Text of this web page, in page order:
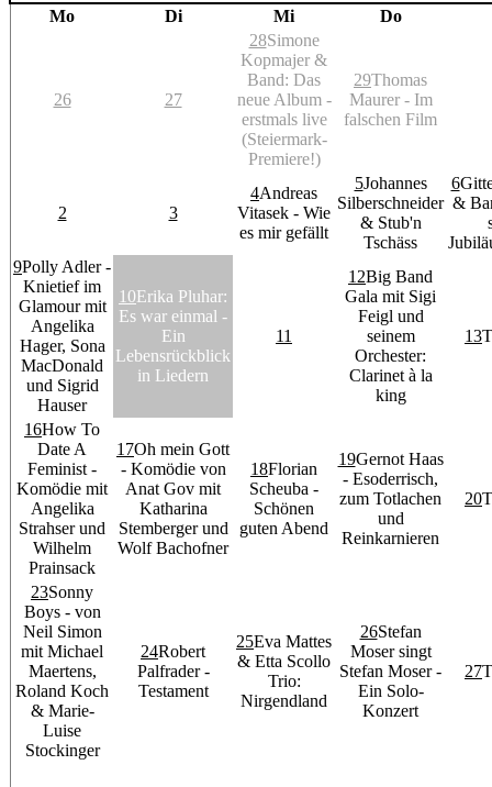
Mo
Di Mi Do
26 27
28Simone
Kopmajer &
Band: Das
neue Album -
erstmals live
(Steiermark-
Premiere!)
29Thomas
Maurer - Im
falschen Film
2 3
4Andreas
Vitasek - Wie
es mir gefällt
5Johannes
Silberschneider
& Stub'n
Tschäss
6
&
9Polly Adler -
Knietief im
Glamour mit
Angelika
Hager, Sona
MacDonald
und Sigrid
Hauser
10Erika Pluhar:
Es war einmal -
Ein
Lebensrückblick
in Liedern
11
12Big Band
Gala mit Sigi
Feigl und
seinem
Orchester:
Clarinet à la
king
13
16How To
Date A
Feminist -
Komödie mit
Angelika
Strahser und
Wilhelm
Prainsack
17Oh mein Gott
- Komödie von
Anat Gov mit
Katharina
Stemberger und
Wolf Bachofner
18Florian
Scheuba -
Schönen
guten Abend
19Gernot Haas
- Esoderrisch,
zum Totlachen
und
Reinkarnieren
20
23Sonny
Boys - von
Neil Simon
mit Michael
Maertens,
Roland Koch
& Marie-
Luise
Stockinger
24Robert
Palfrader -
Testament
25Eva Mattes
& Etta Scollo
Trio:
Nirgendland
26Stefan
Moser singt
Stefan Moser -
Ein Solo-
Konzert
27